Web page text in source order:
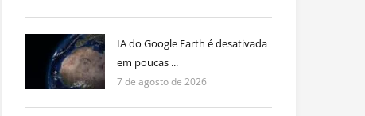
IA do Google Earth é desativada
em poucas ...
7 de agosto de 2026